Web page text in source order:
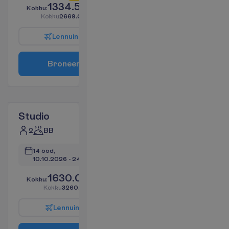
Kokku:1334.55
Kokku2669.09
Lennuin
Broneer
Studio
2 BB
14 ööd,
10.10.2026 - 24.10.2026
Kokku:1630.04
Kokku3260.07
Lennuin